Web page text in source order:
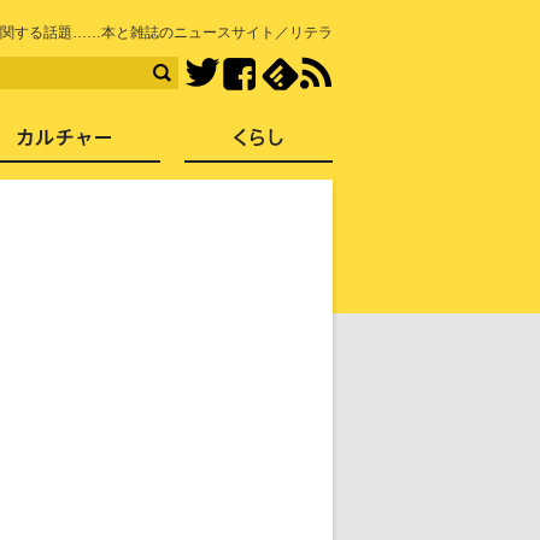
する話題……本と雑誌のニュースサイト／リテラ
TwitterFacebook
社会